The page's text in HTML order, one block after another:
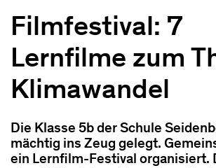
Filmfestival: 7
Lernfilme zum
Klimawandel
Die Klasse 5b der Schule
mächtig ins Zeug gelegt.
ein Lernfilm-Festival organisiert.